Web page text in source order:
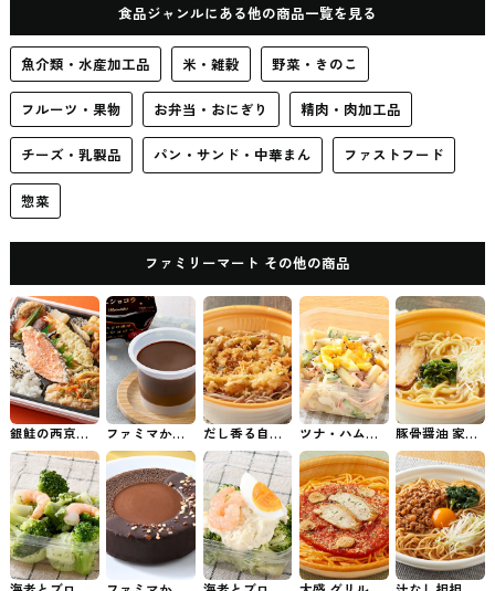
食品ジャンルにある他の商品一覧を見る
魚介類・水産加工品 米・雑穀 野菜・きのこ
フルーツ・果物 お弁当・おにぎり 精肉・肉加工品
チーズ・乳製品 パン・サンド・中華まん ファストフード
惣菜
ファミリーマート その他の商品
銀鮭の西京焼
き御膳 ファミ
マのお弁当
ファミマから
発売されたく
ちどけ濃厚冬
ショコラ #コ
ンビニスイー
ツ
だし香る自家
製かき揚げそ
ば ファミマの
そば
ツナ・ハム入
りマカロニサ
ラダ ファミマ
のチルド惣菜
豚骨醤油 家系
ラーメン ファ
ミマの拉麺